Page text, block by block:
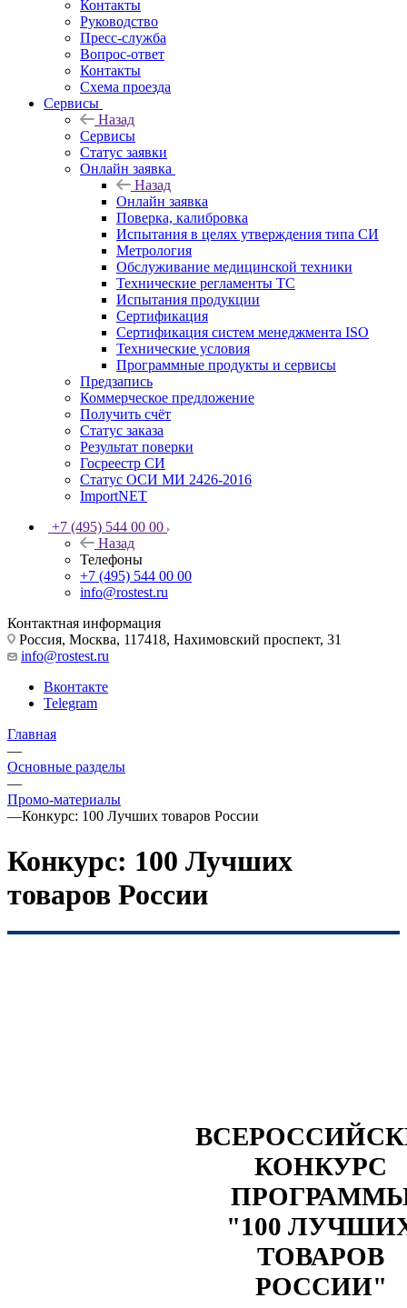
Контакты
Руководство
Пресс-служба
Вопрос-ответ
Контакты
Схема проезда
Сервисы
Назад
Сервисы
Статус заявки
Онлайн заявка
Назад
Онлайн заявка
Поверка, калибровка
Испытания в целях утверждения типа СИ
Метрология
Обслуживание медицинской техники
Технические регламенты ТС
Испытания продукции
Сертификация
Сертификация систем менеджмента ISO
Технические условия
Программные продукты и сервисы
Предзапись
Коммерческое предложение
Получить счёт
Статус заказа
Результат поверки
Госреестр СИ
Статус ОСИ МИ 2426-2016
ImportNET
+7 (495) 544 00 00
Назад
Телефоны
+7 (495) 544 00 00
info@rostest.ru
Контактная информация
Россия, Москва, 117418, Нахимовский проспект, 31
info@rostest.ru
Вконтакте
Telegram
Главная
—
Основные разделы
—
Промо-материалы
—Конкурс: 100 Лучших товаров России
Конкурс: 100 Лучших
товаров России
КОНКУРС
"100
ТОВАРОВ
РОССИИ"